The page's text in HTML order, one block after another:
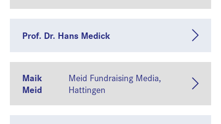
Prof. Dr. Hans Medick
Maik
Meid
Meid Fundraising Media,
Hattingen